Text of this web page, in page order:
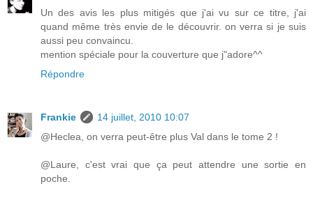
Un des avis les plus mitigés que j'ai vu sur ce titre, j'ai
quand même très envie de le découvrir. on verra si je suis
aussi peu convaincu.
mention spéciale pour la couverture que j"adore^^
Répondre
Frankie
14 juillet, 2010 10:07
@Heclea, on verra peut-être plus Val dans le tome 2 !
@Laure, c'est vrai que ça peut attendre une sortie en
poche.